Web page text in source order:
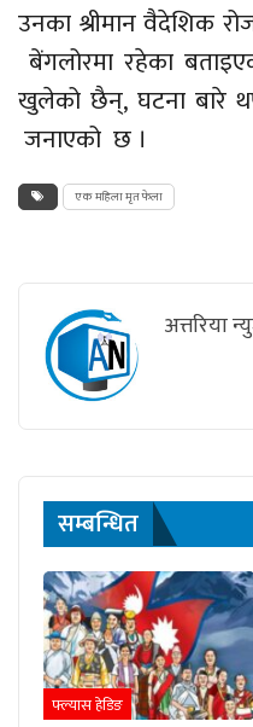
उनका श्रीमान वैदेशिक
बेंगलोरमा रहेका
खुलेको छैन्, घटना बारे
जनाएको छ ।
एक महिला मृत फेला
अत्तरिया
सम्बन्धित
फ्ल्यास हेडिङ